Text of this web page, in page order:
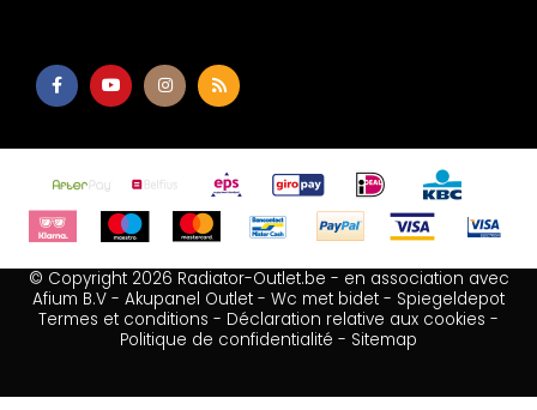
© Copyright 2026 Radiator-Outlet.be - en association avec
Afium B.V - Akupanel Outlet - Wc met bidet - Spiegeldepot
Termes et conditions - Déclaration relative aux cookies -
Politique de confidentialité - Sitemap